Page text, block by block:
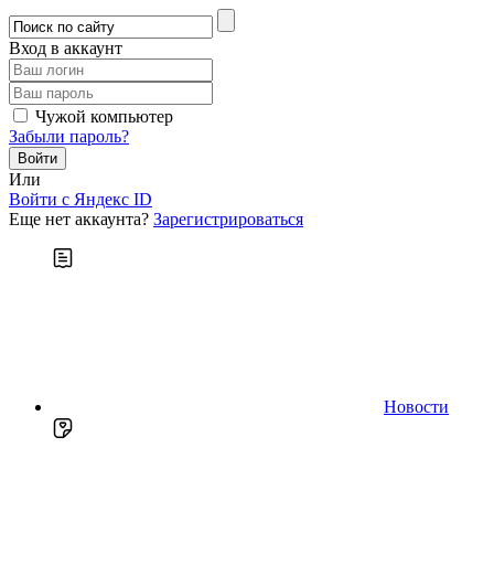
Вход в аккаунт
Чужой компьютер
Забыли пароль?
Или
Войти c Яндекс ID
Еще нет аккаунта? Зарегистрироваться
Новости